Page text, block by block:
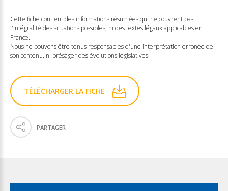
Cette fiche contient des informations résumées qui ne couvrent pas
l'intégralité des situations possibles, ni des textes légaux applicables en
France.
Nous ne pouvons être tenus responsables d'une interprétation erronée de
son contenu, ni présager des évolutions législatives.
PARTAGER
TÉLÉCHARGER LA FICHE